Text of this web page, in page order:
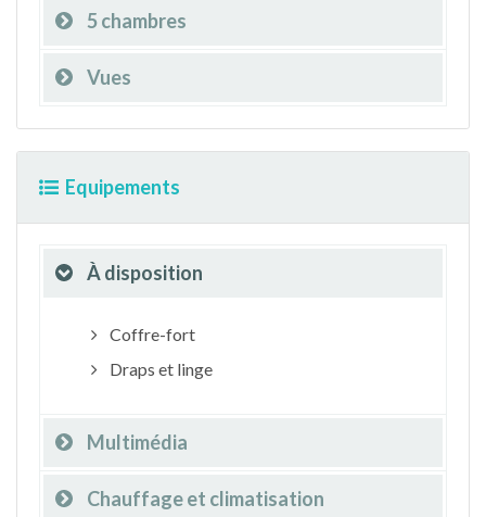
5 chambres
Vues
Equipements
À disposition
Coffre-fort
Draps et linge
Multimédia
Chauffage et climatisation